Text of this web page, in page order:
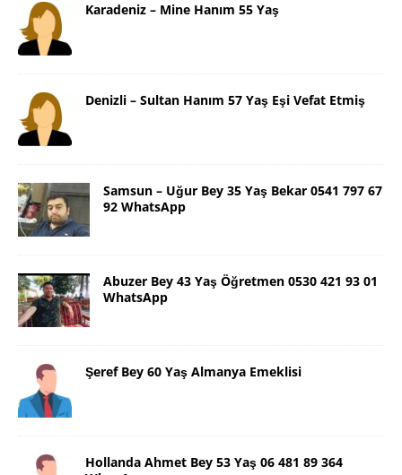
Karadeniz – Mine Hanım 55 Yaş
Denizli – Sultan Hanım 57 Yaş Eşi Vefat Etmiş
Samsun – Uğur Bey 35 Yaş Bekar 0541 797 67
92 WhatsApp
Abuzer Bey 43 Yaş Öğretmen 0530 421 93 01
WhatsApp
Şeref Bey 60 Yaş Almanya Emeklisi
Hollanda Ahmet Bey 53 Yaş 06 481 89 364